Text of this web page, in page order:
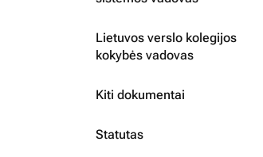
Lietuvos verslo kolegijos
kokybės vadovas
Kiti dokumentai
Statutas